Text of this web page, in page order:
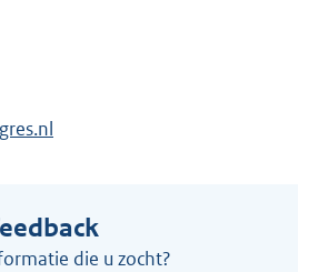
die u zocht?